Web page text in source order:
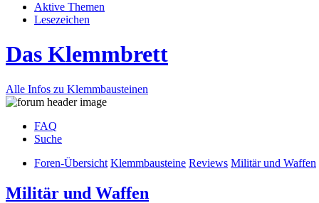
Aktive Themen
Lesezeichen
Das Klemmbrett
Alle Infos zu Klemmbausteinen
FAQ
Suche
Foren-Übersicht Klemmbausteine Reviews Militär und Waffen
Militär und Waffen